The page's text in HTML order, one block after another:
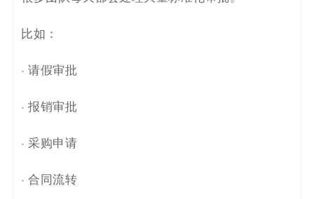
比如：
· 请假审批
· 报销审批
· 采购申请
· 合同流转